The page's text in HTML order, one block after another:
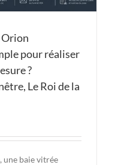
pour réaliser
?
Le Roi de la
une baie vitrée